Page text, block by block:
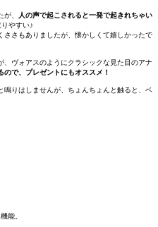
、
人の声で起こされると一発で起きれちゃい
やすい♪
ささもありましたが、懐かしくて嬉しかったで
ヴォアスのようにクラシックな見た目のアナ
ので、プレゼントにもオススメ！
りはしませんが、ちょんちょんと触ると、ベ
能。